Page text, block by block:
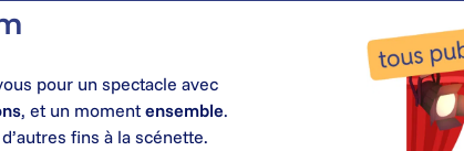
pour un spectacle avec
, et un momentensemble.
fins à la scénette.